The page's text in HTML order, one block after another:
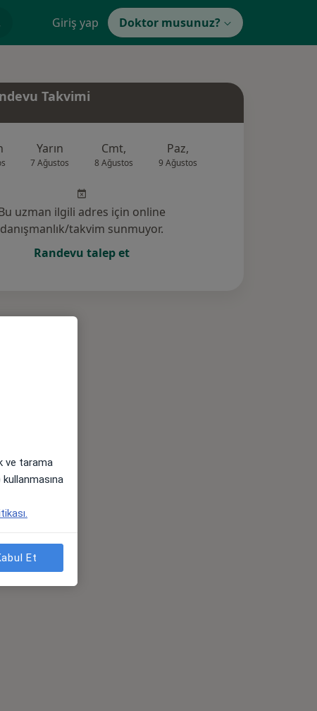
Giriş yap Doktor musunuz?
Takvimi
Yarın
7 Ağustos
Cmt,
8 Ağustos
Paz,
9 Ağustos
uzman ilgili adres için online
danışmanlık/takvim sunmuyor.
Randevu talep et
ve tarama
Et